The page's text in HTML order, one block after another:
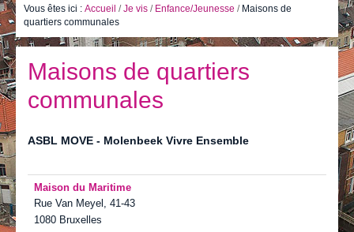
Vie politique
Je vis
Je visite
Publications
Actualités
E-guichet / Prendre RDV
Actualités
Vous êtes ici : Accueil /Je vis / Enfance/Jeunesse / Maisons de
quartiers communales
Maisons de quartiers
communales
ASBL MOVE - Molenbeek Vivre Ensemble
Maison du Maritime
Rue Van Meyel, 41-43
1080 Bruxelles